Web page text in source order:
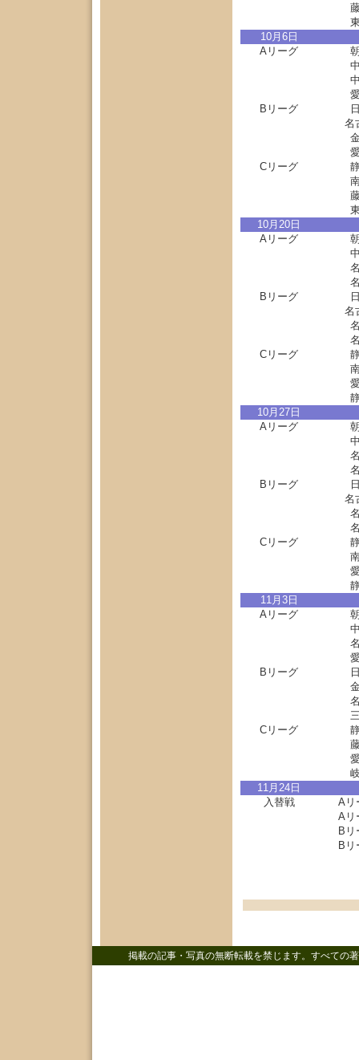
10月6日
Aリーグ
Bリーグ
名
Cリーグ
10月20日
Aリーグ
Bリーグ
名
Cリーグ
10月27日
Aリーグ
Bリーグ
名
Cリーグ
11月3日
Aリーグ
Bリーグ
Cリーグ
11月24日
入替戦
Aリ
Aリ
Bリ
Bリ
掲載の記事・写真の無断転載を禁じます。すべての